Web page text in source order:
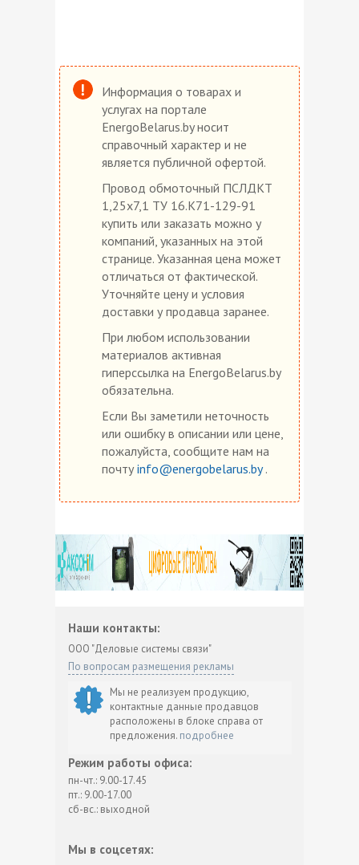
Информация о товарах и
услугах на портале
EnergoBelarus.by носит
справочный характер и не
является публичной офертой.
Провод обмоточный ПСЛДКТ
1,25х7,1 ТУ 16.К71-129-91
купить или заказать можно у
компаний, указанных на этой
странице. Указанная цена может
отличаться от фактической.
Уточняйте цену и условия
доставки у продавца заранее.
При любом использовании
материалов активная
гиперссылка на EnergoBelarus.by
обязательна.
Если Вы заметили неточность
или ошибку в описании или цене,
пожалуйста, сообщите нам на
почту info@energobelarus.by.
Наши контакты:
ООО "Деловые системы связи"
По вопросам размещения рекламы
Мы не реализуем продукцию,
контактные данные продавцов
расположены в блоке справа от
предложения. подробнее
Режим работы офиса:
пн-чт.: 9.00-17.45
пт.: 9.00-17.00
сб-вс.: выходной
Мы в соцсетях: